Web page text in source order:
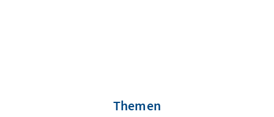
Themen